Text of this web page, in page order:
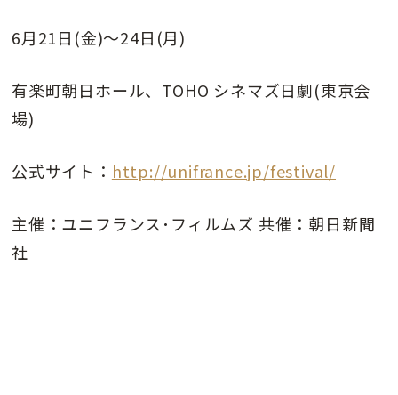
6月21日(金)〜24日(月)
有楽町朝日ホール、TOHO シネマズ日劇(東京会
場)
公式サイト： http://unifrance.jp/festival/
主催：ユニフランス･フィルムズ 共催：朝日新聞
社